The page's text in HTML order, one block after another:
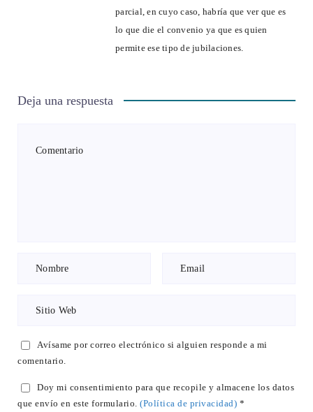
parcial, en cuyo caso, habría que ver que es
lo que die el convenio ya que es quien
permite ese tipo de jubilaciones.
Deja una respuesta
Avísame por correo electrónico si alguien responde a mi
comentario.
Doy mi consentimiento para que recopile y almacene los datos
que envío en este formulario. (Política de privacidad) *